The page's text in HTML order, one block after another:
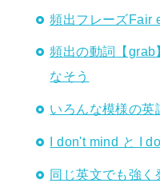
頻出フレーズFair
頻出の動詞【grab
なそう
いろんな模様の英
I don't mind と I
同じ英文でも強く